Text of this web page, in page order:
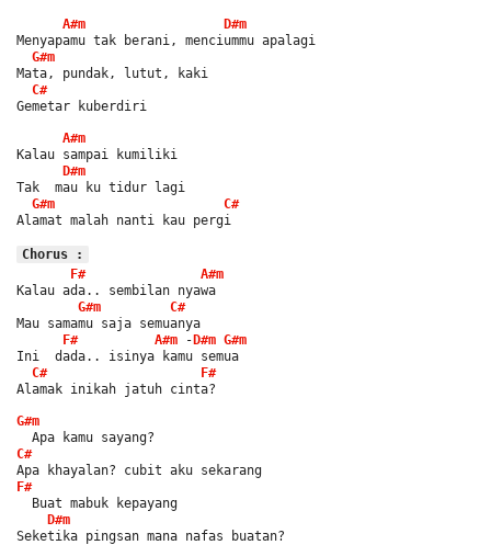
A#m
D#m
Menyapamu tak berani, menciummu apalagi
G#m
Mata, pundak, lutut, kaki
C#
Gemetar kuberdiri
A#m
Kalau sampai kumiliki
D#m
Tak  mau ku tidur lagi
G#m
C#
Alamat malah nanti kau pergi
Chorus :
F#
A#m
Kalau ada.. sembilan nyawa
G#m
C#
Mau samamu saja semuanya
F#
A#m -D#m G#m
Ini  dada.. isinya kamu semua
C#
F#
Alamak inikah jatuh cinta?
G#m
  Apa kamu sayang?
C#
Apa khayalan? cubit aku sekarang
F#
  Buat mabuk kepayang
D#m
Seketika pingsan mana nafas buatan?